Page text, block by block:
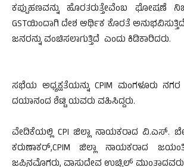
ಕಪ್ಪುಹಣವನ್ನು ಹೊರತರುತ್ತೇವೆಂಬ ಘೋಷಣೆ
GSTಯಿಂದಾಗಿ ದೇಶ ಆರ್ಥಿಕ ಕೊರತೆ
ಜನರನ್ನು ವಂಚಿಸಲಾಗುತ್ತಿದೆ ಎಂದು ಕಿಡಿಕಾರಿದರು.
ಸಭೆಯ ಅಧ್ಯಕ್ಷತೆಯನ್ನು CPIM ಮಂಗಳೂರು
ದಯಾನಂದ ಶೆಟ್ಟಿ ಯವರು ವಹಿಸಿದ್ದರು.
ವೇದಿಕೆಯಲ್ಲಿ CPI ಜಿಲ್ಲಾ ನಾಯಕರಾದ ವಿ.ಎಸ್.
ಕರುಣಾಕರ್,CPIM ಜಿಲ್ಲಾ ನಾಯಕರಾದ